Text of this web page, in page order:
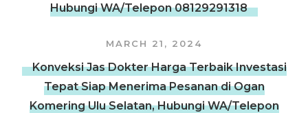
Hubungi WA/Telepon 08129291318
MARCH 21, 2024
Konveksi Jas Dokter Harga Terbaik Investasi
Tepat Siap Menerima Pesanan di Ogan
Komering Ulu Selatan, Hubungi WA/Telepon